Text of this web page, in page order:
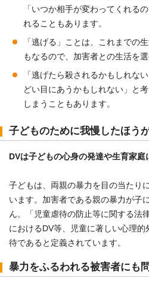
「いつか相手が変わってくれる
れることもあります。
「逃げる」ことは、これまでの
もなるので、加害者との生活を
「逃げたら殺されるかもしれな
どい目にあうかもしれない」と
しまうこともあります。
子どものために我慢したほう
DVは子どもの心身の発達や生育家庭
子どもは、両親の暴力を目の当たり
います。加害者である親の暴力が子
ん。「児童虐待の防止等に関する法
におけるDV等、児童に著しい心理
待であると定義されています。
暴力をふるわれる被害者にも